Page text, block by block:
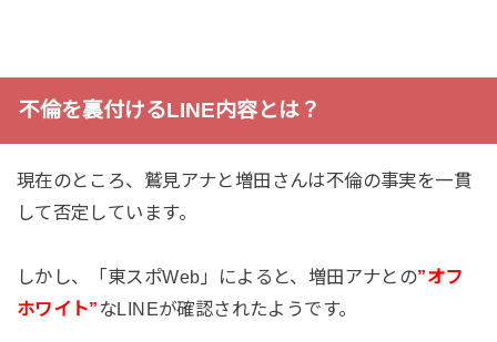
不倫を裏付けるLINE内容とは？
現在のところ、鷲見アナと増田さんは不倫の事実を一貫
して否定しています。
しかし、「東スポWeb」によると、増田アナとの”オフ
ホワイト” なLINEが確認されたようです。